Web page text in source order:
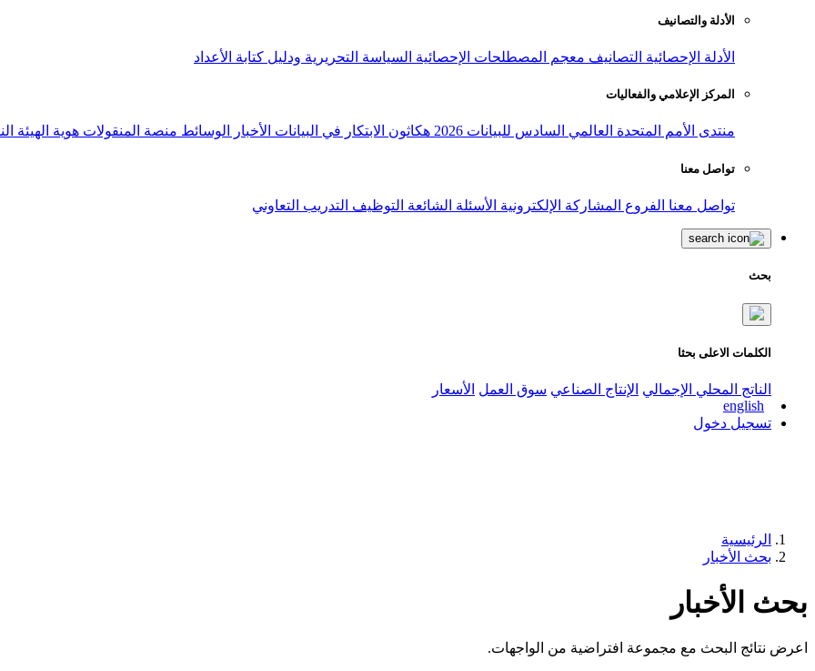
الأدلة والتصانيف
الأدلة الإحصائية التصانيف معجم المصطلحات الإحصائية السياسة التحريرية ودليل كتابة الأعداد
المركز الإعلامي والفعاليات
منتدى الأمم المتحدة العالمي السادس للبيانات 2026 هكاثون الابتكار في البيانات الأخبار الوسائط منصة المنقولات هوية الهيئة
تواصل معنا
تواصل معنا الفروع المشاركة الإلكترونية الأسئلة الشائعة التوظيف التدريب التعاوني
بحث
الكلمات الاعلى بحثا
الناتج المحلي الإجمالي الإنتاج الصناعي سوق العمل الأسعار
english
تسجيل دخول
الرئيسية
بحث الأخبار
بحث الأخبار
اعرض نتائج البحث مع مجموعة افتراضية من الواجهات.